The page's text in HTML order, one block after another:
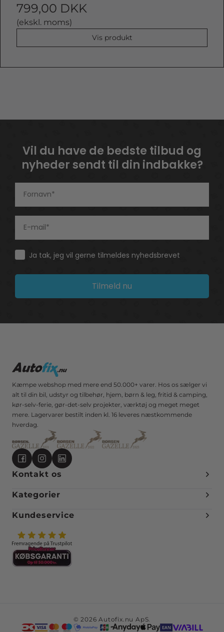
799,00 DKK
(ekskl. moms)
Vis produkt
Vil du have de bedste tilbud og
nyheder sendt til din indbakke?
Consent
Ja tak, jeg vil gerne tilmeldes nyhedsbrevet
Tilmeld nu
Kæmpe webshop med mere end 50.000+ varer. Hos os sælger vi
alt til din bil, udstyr og tilbehør, hjem, børn & leg, fritid & camping,
kør-selv-ferie, gør-det-selv projekter, værktøj og meget meget
mere. Lagervarer bestilt inden kl. 16 leveres næstkommende
hverdag.
Kontakt os
Kategorier
Kundeservice
© 2026 Autofix.nu ApS.